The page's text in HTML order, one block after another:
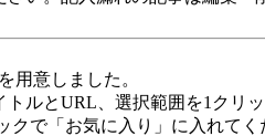
用意しました。
トルとURL、選択範囲を1クリ
クで「お気に入り」に入れてく